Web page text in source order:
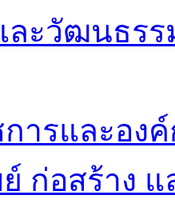
ละวัฒนธรร
ารและอง
ก่อสร้าง